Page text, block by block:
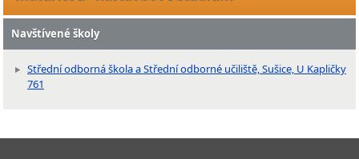
Navštívené školy
Střední odborná škola a Střední odborné učiliště, Sušice, U Kapličky
761